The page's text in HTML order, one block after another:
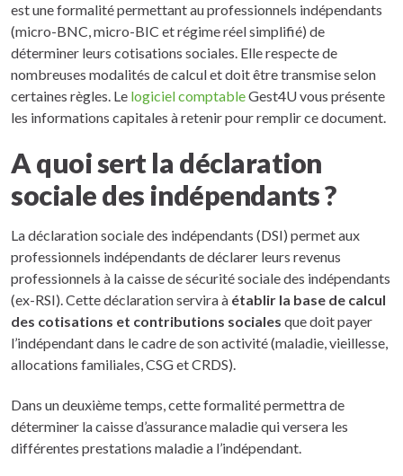
est une formalité permettant au professionnels indépendants
(micro-BNC, micro-BIC et régime réel simplifié) de
déterminer leurs cotisations sociales. Elle respecte de
nombreuses modalités de calcul et doit être transmise selon
certaines règles. Le logiciel comptableGest4U vous présente
les informations capitales à retenir pour remplir ce document.
A quoi sert la déclaration
sociale des indépendants ?
La déclaration sociale des indépendants (DSI) permet aux
professionnels indépendants de déclarer leurs revenus
professionnels à la caisse de sécurité sociale des indépendants
(ex-RSI). Cette déclaration servira à établir la base de calcul
des cotisations et contributions sociales que doit payer
l’indépendant dans le cadre de son activité (maladie, vieillesse,
allocations familiales, CSG et CRDS).
Dans un deuxième temps, cette formalité permettra de
déterminer la caisse d’assurance maladie qui versera les
différentes prestations maladie a l’indépendant.